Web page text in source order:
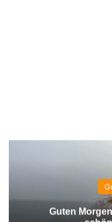
Guten